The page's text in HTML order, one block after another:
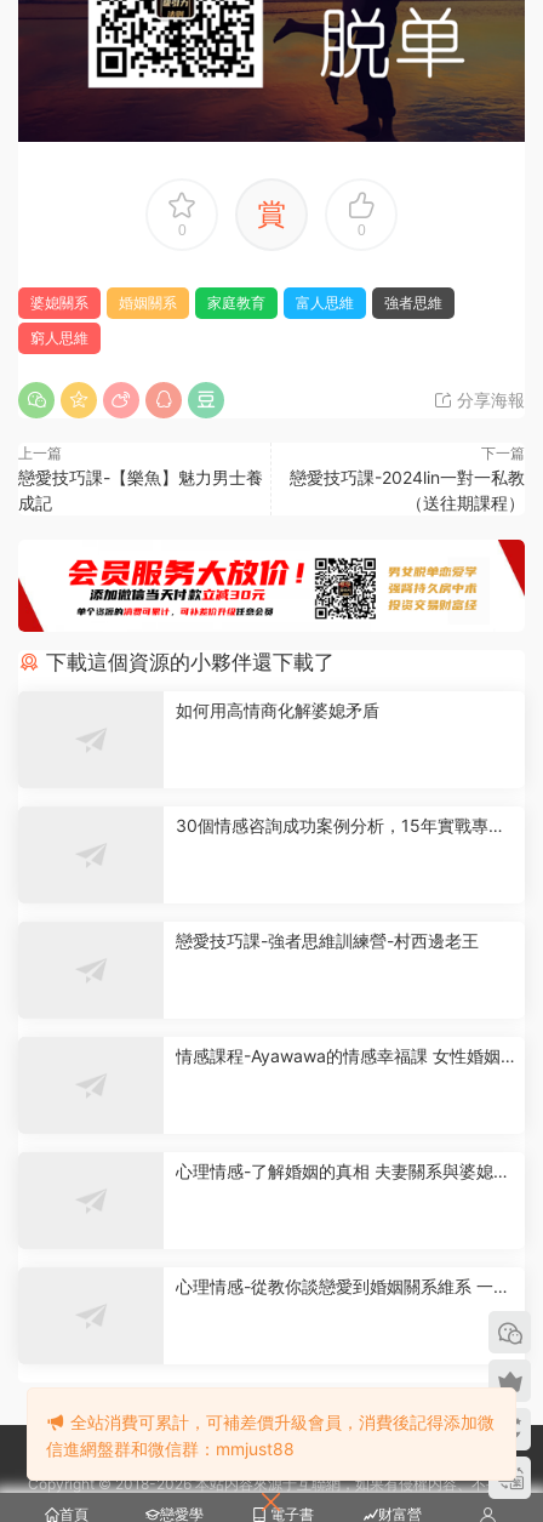
0 賞 0
婆媳關系 婚姻關系 家庭教育 富人思維
強者思維
窮人思維
分享海報
上一篇
戀愛技巧課-【樂魚】魅力男士養
成記
下一篇
戀愛技巧課-2024lin一對一私教
（送往期課程）
下載這個資源的小夥伴還下載了
如何用高情商化解婆媳矛盾
30個情感咨詢成功案例分析，15年實戰專家
戀愛技巧課-強者思維訓練營-村西邊老王
情感課程-Ayawawa的情感幸福課 女性婚姻
心理情感-了解婚姻的真相 夫妻關系與婆媳關
心理情感-從教你談戀愛到婚姻關系維系 一條
首頁 戀愛學 電子書 财富營
Copyright © 2018-2026 本站内容來源于互聯網，如果有侵權内容、不妥之
處，請第一時間聯系我們删除。敬請諒解! 微信：mmjust88
全站消費可累計，可補差價升級會員，消費後記得添加微
信進網盤群和微信群：mmjust88